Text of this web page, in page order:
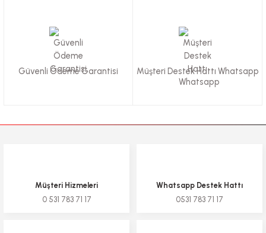
Güvenli Ödeme Garantisi Müşteri Destek Hattı Whatsapp
Müşteri Hizmeleri
0 531 783 71 17
Whatsapp Destek Hattı
0531 783 71 17